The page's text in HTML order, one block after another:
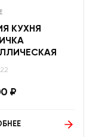
КУХНЯ
₽